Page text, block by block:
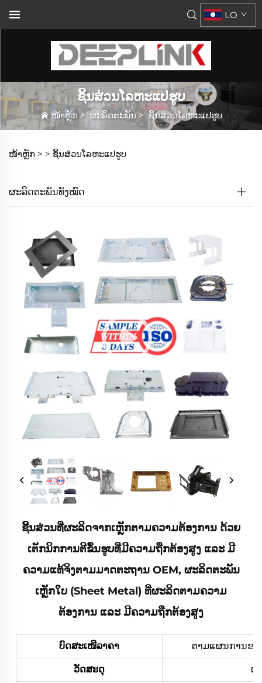
LO
ຊິ້ນສ່ວນໂລຫະແປຮູບ
ໜ້າຫຼັກ> ຜະລິດຕະພັນ >ຊິ້ນສ່ວນໂລຫະແປຮູບ
ໜ້າຫຼັກ > > ຊິ້ນສ່ວນໂລຫະແປຮູບ
ຜະລິດຕະພັນທັງໝົດ
ຊີ້ນສ່ວນທີ່ຜະລິດຈາກເຫຼັກຕາມຄວາມຕ້ອງການ ດ້ວຍ
ເຕັກນິກການຕີຂຶ້ນຮູບທີ່ມີຄວາມຖືກຕ້ອງສູງ ແລະ ມີ
ຄວາມແທ້ຈິງຕາມມາດຕະຖານ OEM, ຜະລິດຕະພັນ
ເຫຼັກໃບ (Sheet Metal) ທີ່ຜະລິດຕາມຄວາມ
ຕ້ອງການ ແລະ ມີຄວາມຖືກຕ້ອງສູງ
ບົດສະເໜີລາຄາ ຕາມແຜນການຂອ
ວັດສະດຸ ເ